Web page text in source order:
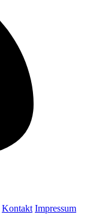
Kontakt Impressum